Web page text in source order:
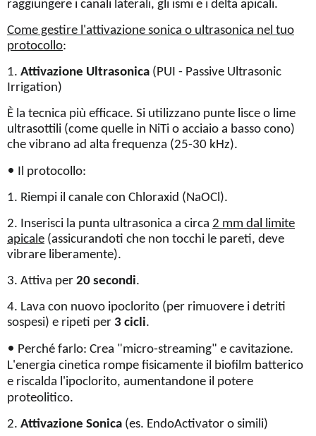
raggiungere i canali laterali, gli ismi e i delta apicali.
Come gestire l'attivazione sonica o ultrasonica nel tuo
protocollo:
1. Attivazione Ultrasonica (PUI - Passive Ultrasonic
Irrigation)
È la tecnica più efficace. Si utilizzano punte lisce o lime
ultrasottili (come quelle in NiTi o acciaio a basso cono)
che vibrano ad alta frequenza (25-30 kHz).
•
Il protocollo:
1. Riempi il canale con Chloraxid (NaOCl).
2. Inserisci la punta ultrasonica a circa 2 mm dal limite
apicale (assicurandoti che non tocchi le pareti, deve
vibrare liberamente).
3. Attiva per 20 secondi.
4. Lava con nuovo ipoclorito (per rimuovere i detriti
sospesi) e ripeti per 3 cicli.
• Perché farlo: Crea "micro-streaming" e cavitazione.
L'energia cinetica rompe fisicamente il biofilm batterico
e riscalda l'ipoclorito, aumentandone il potere
proteolitico.
2. Attivazione Sonica (es. EndoActivator o simili)